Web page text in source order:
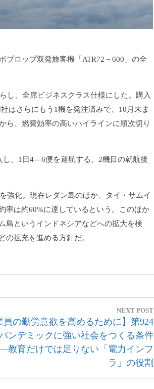
プロップ双発旅客機「ATR72－600」 の全
し、 全席ビジネスクラス仕様にした。購入
社はさらにもう1機を発注済みで、 10月末ま
ら、 燃費効率の高いハイラインに順次切り
し、1日4―6便を運航する。 2機目の就航後
強化。現在レダン島のほか、タイ・ サムイ
率は約60%に達しているという。
このほか
ム島というインドネシアなどへの拡大を検
の拡充を進める方針だ。
NEXT POST
員の勤労意欲を高めるために】第924
ンデミックに強い社会をつくる条件
育だけでは足りない「電力インフ
ラ」の役割